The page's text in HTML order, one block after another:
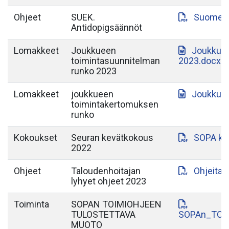
Ohjeet
SUEK.
Antidopigsäännöt
Lomakkeet
Joukkueen
toimintasuunnitelman
runko 2023
2023.docx
Lomakkeet
joukkueen
toimintakertomuksen
runko
Kokoukset
Seuran kevätkokous
2022
SOPA
Ohjeet
Taloudenhoitajan
lyhyet ohjeet 2023
Toiminta
SOPAN TOIMIOHJEEN
TULOSTETTAVA
MUOTO